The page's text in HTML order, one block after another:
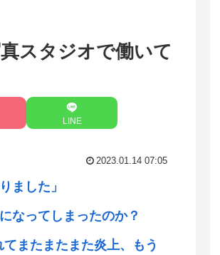
スタジオで働いて
LINE
2023.01.14 07:05
ました」
なってしまったのか？
またまたまた炎上、もう